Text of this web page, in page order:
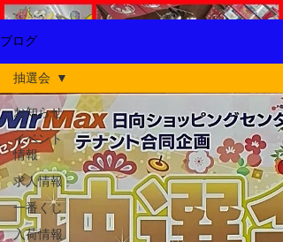
ブログ
お知らせ
イベント
情報
求人情報
一番くじ
入荷情報
抽選会